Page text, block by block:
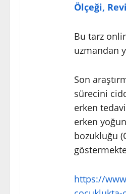
Ölçeği,
Bu tarz
uzmandan
Son
sürecini
erken
erken
bozukluğu
https://